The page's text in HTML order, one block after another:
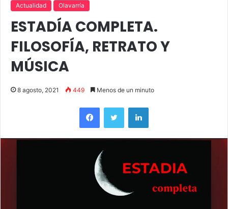
Actualidad Olavarría
ESTADÍA COMPLETA.
FILOSOFÍA, RETRATO Y
MÚSICA
8 agosto, 2021 449 Menos de un minuto